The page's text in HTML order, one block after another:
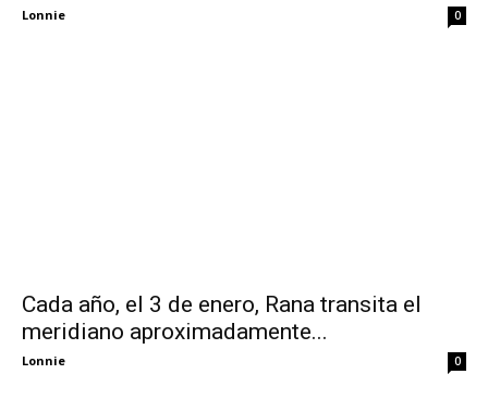
Lonnie 0
Cada año, el 3 de enero, Rana transita el
meridiano aproximadamente...
Lonnie 0